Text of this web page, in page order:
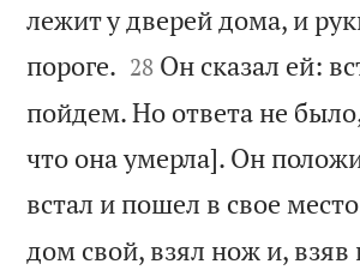
лежит у дверей дома, и
пороге. 

28 Он сказал ей:
пойдем. Но ответа не
что она умерла]. Он
встал и пошел в свое
дом свой, взял нож и,